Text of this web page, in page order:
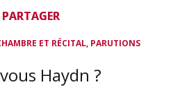
ET RÉCITAL, PARUTIONS
Haydn ?
PARTAGER
PARTAGER